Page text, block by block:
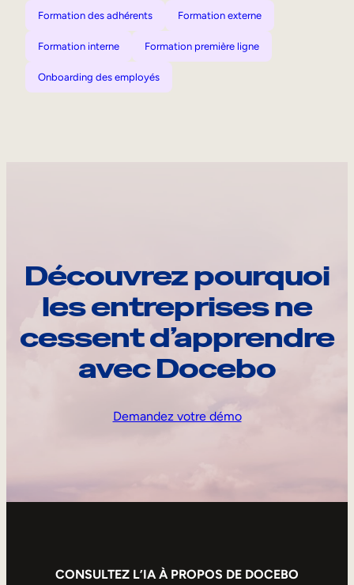
Formation des adhérents Formation externe
Formation interne Formation première ligne
Onboarding des employés
Découvrez pourquoi
les entreprises ne
cessent d’apprendre
avec Docebo
Demandez votre démo
CONSULTEZ L’IA À PROPOS DE DOCEBO